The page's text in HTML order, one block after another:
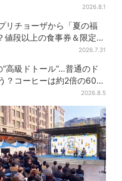
2026.8.1
リチョーザから「夏の福
段以上の食事券＆限定ア
2026.7.31
高級ドトール”…普通のド
？コーヒーは約2倍の600
2026.8.5